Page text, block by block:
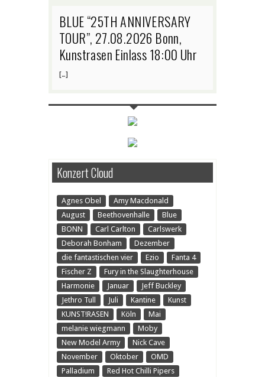
BLUE “25TH ANNIVERSARY
TOUR”, 27.08.2026 Bonn,
Kunstrasen Einlass 18:00 Uhr
[…]
Konzert Cloud
Agnes Obel
Amy Macdonald
August
Beethovenhalle
Blue
BONN
Carl Carlton
Carlswerk
Deborah Bonham
Dezember
die fantastischen vier
Ezio
Fanta 4
Fischer Z
Fury in the Slaughterhouse
Harmonie
Januar
Jeff Buckley
Jethro Tull
Juli Kantine
Kunst
KUNST!RASEN
Köln
Mai
melanie wiegmann
Moby
New Model Army
Nick Cave
November
Oktober
OMD
Palladium
Red Hot Chilli Pipers